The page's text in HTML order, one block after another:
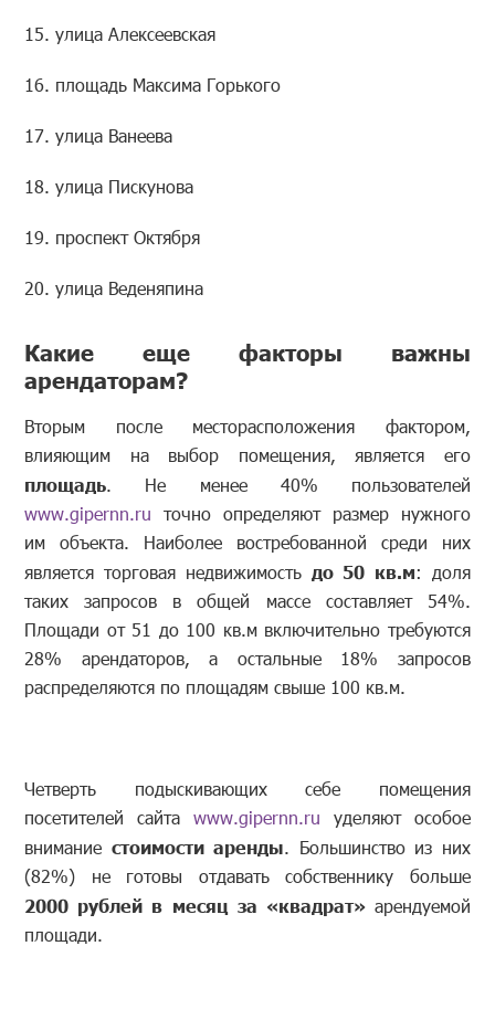
15. улица Алексеевская
16. площадь Максима Горького
17. улица Ванеева
18. улица Пискунова
19. проспект Октября
20. улица Веденяпина
Какие еще факторы важны
арендаторам?
Вторым после месторасположения фактором,
влияющим на выбор помещения, является его
площадь. Не менее 40% пользователей
www.gipernn.ru точно определяют размер нужного
им объекта. Наиболее востребованной среди них
является торговая недвижимость до 50 кв.м: доля
таких запросов в общей массе составляет 54%.
Площади от 51 до 100 кв.м включительно требуются
28% арендаторов, а остальные 18% запросов
распределяются по площадям свыше 100 кв.м.
Четверть подыскивающих себе помещения
посетителей сайта www.gipernn.ru уделяют особое
внимание стоимости аренды. Большинство из них
(82%) не готовы отдавать собственнику больше
2000 рублей в месяц за «квадрат»арендуемой
площади.